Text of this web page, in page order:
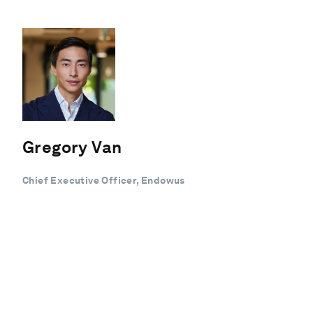
Gregory Van
Chief Executive Officer, Endowus